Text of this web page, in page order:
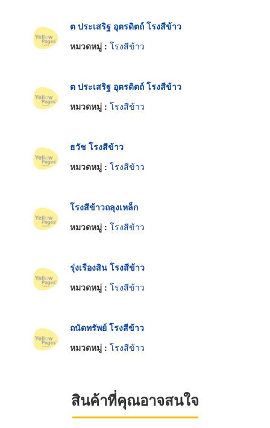
ต ประเสริฐ อุตรดิตถ์ โรงสีข้าว
หมวดหมู่ : โรงสีข้าว
ต ประเสริฐ อุตรดิตถ์ โรงสีข้าว
หมวดหมู่ : โรงสีข้าว
ธวัช โรงสีข้าว
หมวดหมู่ : โรงสีข้าว
โรงสีข้าวถลุงเหล็ก
หมวดหมู่ : โรงสีข้าว
รุ่งเรืองสิน โรงสีข้าว
หมวดหมู่ : โรงสีข้าว
ถนัดทรัพย์ โรงสีข้าว
หมวดหมู่ : โรงสีข้าว
สินค้าที่คุณอาจสนใจ